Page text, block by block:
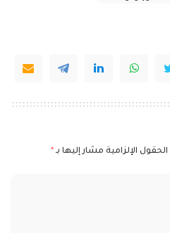
الحقول الإلزامية مشار إليها بـ *